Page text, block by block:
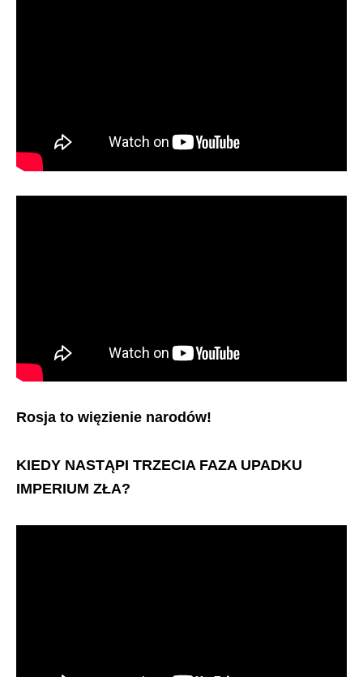
Rosja to więzienie narodów!
KIEDY NASTĄPI TRZECIA FAZA UPADKU
IMPERIUM ZŁA?